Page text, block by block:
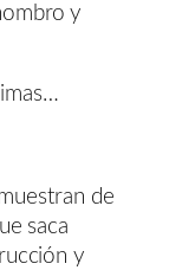
y
de
saca
y